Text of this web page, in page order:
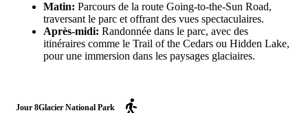
Matin: Parcours de la route Going-to-the-Sun Road,
traversant le parc et offrant des vues spectaculaires.
Après-midi: Randonnée dans le parc, avec des
itinéraires comme le Trail of the Cedars ou Hidden Lake,
pour une immersion dans les paysages glaciaires.
Jour 8Glacier National Park